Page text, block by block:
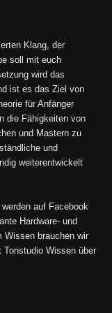
Klang, der
soll mit euch
wird das
ist es das Ziel von
für Anfänger
die Fähigkeiten von
und Mastern zu
und
weiterentwickelt
auf Facebook
Hardware- und
Wissen brauchen wir
Wissen über